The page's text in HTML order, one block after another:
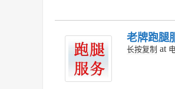
老牌跑腿
长按复制 at